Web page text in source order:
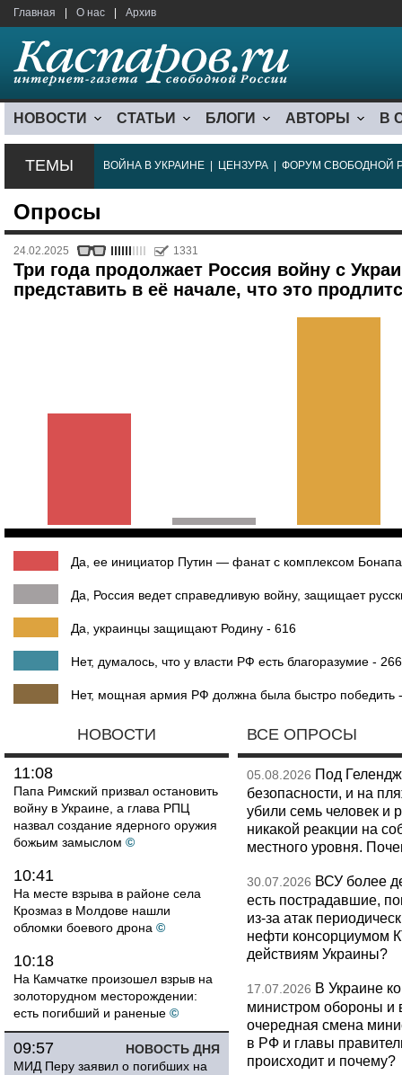
Главная О нас Архив
НОВОСТИ СТАТЬИ БЛОГИ АВТОРЫ В
ТЕМЫ ВОЙНА В УКРАИНЕ ЦЕНЗУРА ФОРУМ СВОБОДНОЙ
Опросы
24.02.2025 1331
Три года продолжает Россия войну с
представить в её начале, что это
Да, ее инициатор Путин — фанат с комплексом
Да, Россия ведет справедливую войну, защищает
Да, украинцы защищают Родину - 616
Нет, думалось, что у власти РФ есть благоразумие - 266
Нет, мощная армия РФ должна была быстро победить
НОВОСТИ
11:08
Папа Римский призвал остановить
войну в Украине, а глава РПЦ
назвал создание ядерного оружия
божьим замыслом ©
10:41
На месте взрыва в районе села
Крозмаз в Молдове нашли
обломки боевого дрона ©
10:18
На Камчатке произошел взрыв на
золоторудном месторождении:
есть погибший и раненые ©
НОВОСТЬ ДНЯ
09:57
МИД Перу заявил о погибших на
ВСЕ ОПРОСЫ
05.08.2026 Под
безопасности, и на
убили семь человек и
никакой реакции на
местного уровня.
30.07.2026 ВСУ более
есть пострадавшие,
из-за атак
нефти консорциумом
действиям Украины?
17.07.2026 В Украине
министром обороны и
очередная смена
в РФ и главы
происходит и почему?